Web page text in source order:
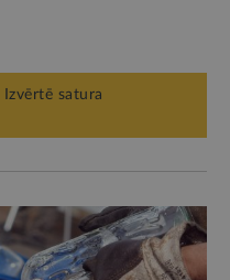
Izvērtē satura